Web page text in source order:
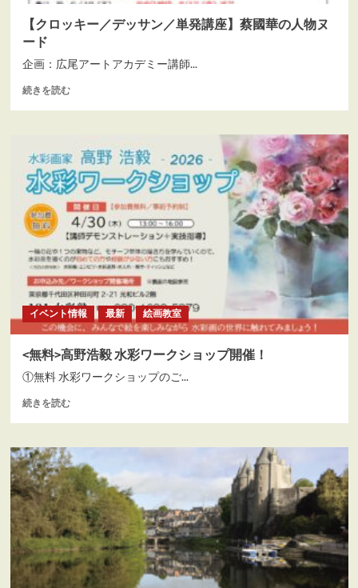
【クロッキー／デッサン／単発講座】蔡國華の人物ヌ
ード
企画：広尾アートアカデミー講師...
続きを読む【ク
／
デ
ッ
サ
ン
／
単
発
講
座】
蔡
國
華
の
人
ヌ
ー
に
つ
い
て
さ
ら
に
読
む
イベント情報 最新 絵画教室
<無料>高野浩毅 水彩ワークショップ開催！
①無料 水彩ワークショップのご...
続きを読む<
>
高
野
浩
毅
水
彩
ワ
ー
ク